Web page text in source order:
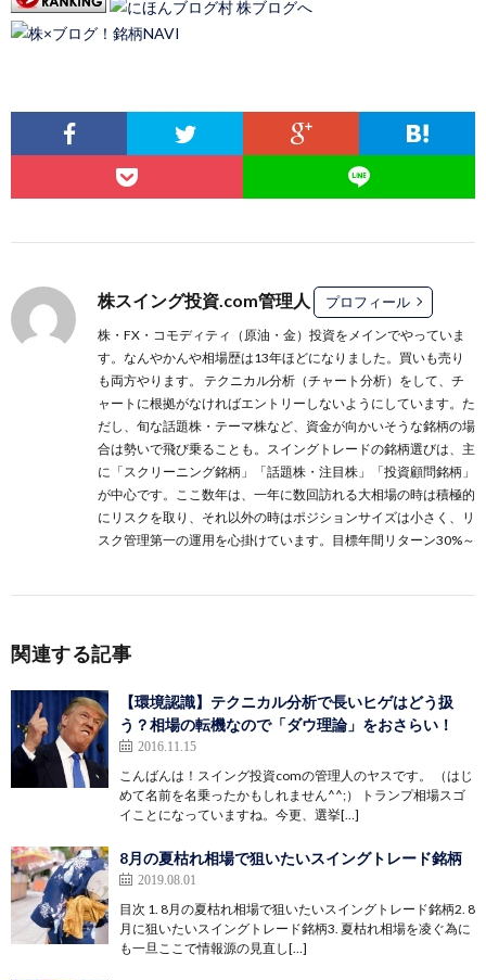
株スイング投資.com管理人 プロフィール
株・FX・コモディティ（原油・金）投資をメインでやっていま
す。なんやかんや相場歴は13年ほどになりました。買いも売り
も両方やります。 テクニカル分析（チャート分析）をして、チ
ャートに根拠がなければエントリーしないようにしています。た
だし、旬な話題株・テーマ株など、資金が向かいそうな銘柄の場
合は勢いで飛び乗ることも。スイングトレードの銘柄選びは、主
に 「スクリーニング銘柄」 「話題株・注目株」
「投資顧問銘柄」
が中心です。ここ数年は、一年に数回訪れる大相場の時は積極的
にリスクを取り、それ以外の時はポジションサイズは小さく、リ
スク管理第一の運用を心掛けています。目標年間リターン30%～
関連する記事
【環境認識】テクニカル分析で長いヒゲはどう扱
う？相場の転機なので「ダウ理論」をおさらい！
2016.11.15
こんばんは！スイング投資comの管理人のヤスです。 （はじ
めて名前を名乗ったかもしれません^^;） トランプ相場スゴ
イことになっていますね。今更、選挙[…]
8月の夏枯れ相場で狙いたいスイングトレード銘柄
2019.08.01
目次 1. 8月の夏枯れ相場で狙いたいスイングトレード銘柄2. 8
月に狙いたいスイングトレード銘柄3. 夏枯れ相場を凌ぐ為に
も一旦ここで情報源の見直し[…]